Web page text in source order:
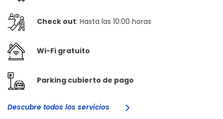
Check out: Hasta las 10:00 horas
Wi-Fi gratuito
Parking cubierto de pago
Descubre todos los servicios